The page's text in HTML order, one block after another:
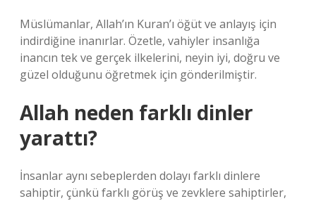
Müslümanlar, Allah’ın Kuran’ı öğüt ve anlayış için
indirdiğine inanırlar. Özetle, vahiyler insanlığa
inancın tek ve gerçek ilkelerini, neyin iyi, doğru ve
güzel olduğunu öğretmek için gönderilmiştir.
Allah neden farklı dinler
yarattı?
İnsanlar aynı sebeplerden dolayı farklı dinlere
sahiptir, çünkü farklı görüş ve zevklere sahiptirler,